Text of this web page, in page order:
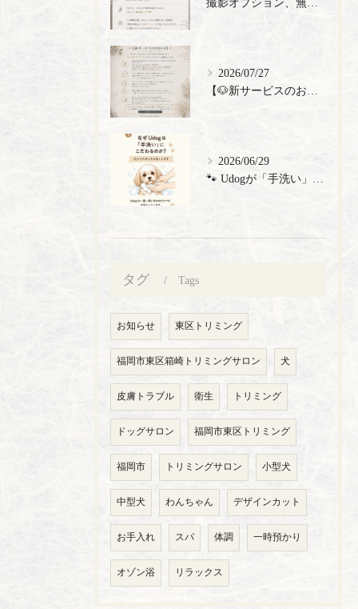
2026/07/27
2026/06/29
タグ Tags
お知らせ 東区トリミング
福岡市東区箱崎トリミングサロン 犬
皮膚トラブル 衛生 トリミング
ドッグサロン 福岡市東区トリミング
福岡市 トリミングサロン 小型犬
中型犬 わんちゃん デザインカット
お手入れ スパ 体調 一時預かり
オゾン浴 リラックス